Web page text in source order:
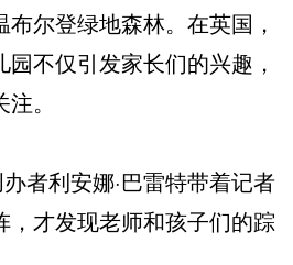
尔登绿地森林。在英国，
不仅引发家长们的兴趣，
。
者利安娜·巴雷特带着记者
，才发现老师和孩子们的踪